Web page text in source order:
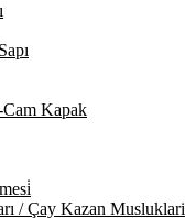
Kapak
/ Çay Kazan Musluklari